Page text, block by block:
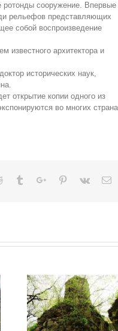
ротонды сооружение. Впервые
рельефов представляющих
собой воспроизведение
известного архитектора и
исторических наук,
открытие копии одного из
во многих
Reddit TumblrGoogle+Pinterest
Vk